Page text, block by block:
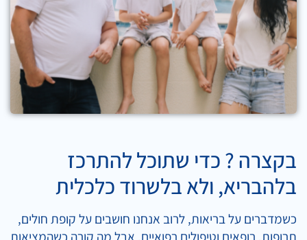
בקצרה ? כדי שתוכל להתרכז
בלהבריא, ולא בלשרוד כלכלית
כשמדברים על בריאות, לרוב אנחנו חושבים על קופת חולים,